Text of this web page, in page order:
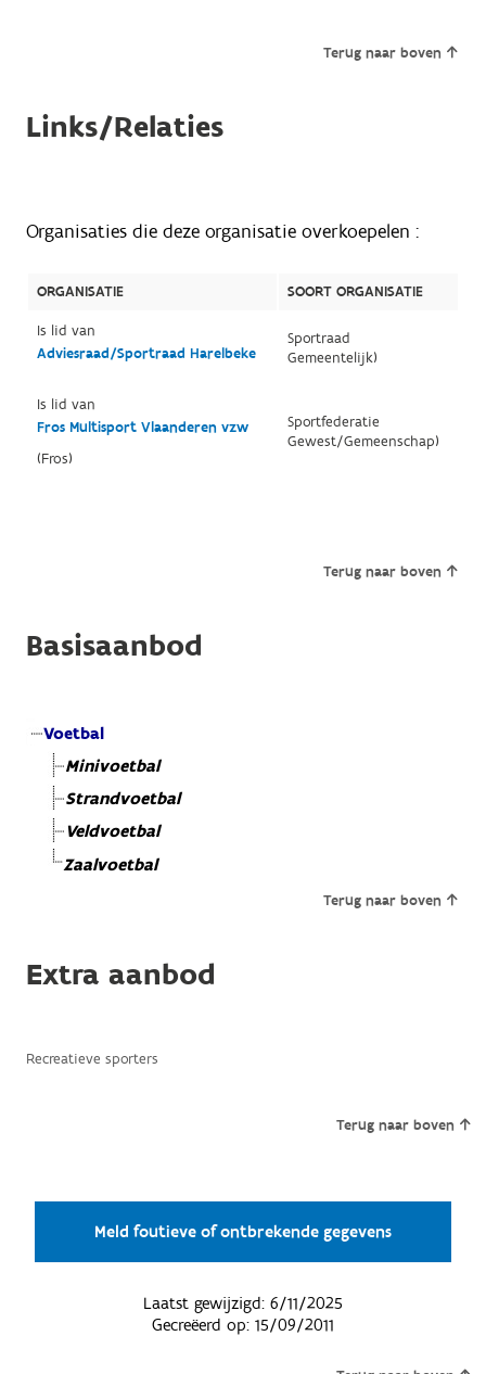
Terug naar boven
Links/Relaties
Organisaties die deze organisatie overkoepelen :
ORGANISATIE
SOORT ORGANISATIE
Is lid van
Adviesraad/Sportraad Harelbeke
Sportraad
Gemeentelijk)
Is lid van
Fros Multisport Vlaanderen vzw
(Fros)
Sportfederatie
Gewest/Gemeenschap)
Terug naar boven
Basisaanbod
Voetbal
Minivoetbal
Strandvoetbal
Veldvoetbal
Zaalvoetbal
Terug naar boven
Extra aanbod
Recreatieve sporters
Terug naar boven
Meld foutieve of ontbrekende gegevens
Laatst gewijzigd: 6/11/2025
Gecreëerd op: 15/09/2011